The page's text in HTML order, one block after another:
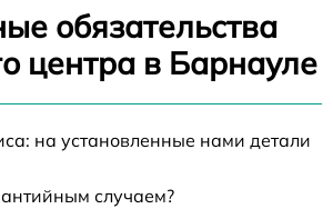
обязательства
центра в Барнауле
на установленные нами детали
случаем?